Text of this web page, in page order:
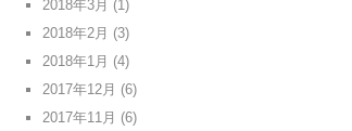
2018年3月 (1)
2018年2月 (3)
2018年1月 (4)
2017年12月 (6)
2017年11月 (6)